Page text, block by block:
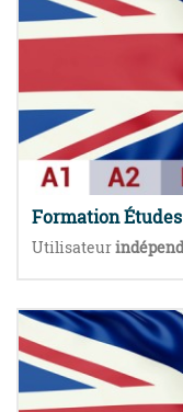
Formation
Utilisateur